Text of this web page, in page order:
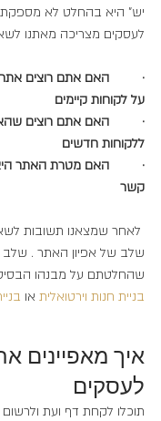
יש" היא בהחלט לא מספקת.
לעסקים מצריכה מאתנו
·         האם אתם רוצים
על לקוחות קיימים
·         האם אתם רוצים
ללקוחות חדשים
·         האם מטרת האתר
קשר
לאחר שמצאנו תשובות
שלב של אפיון האתר .
שהחלטתם על מבנהו
בניית חנות וירטואלית או
איך מאפיינים
לעסקים
תוכלו לקחת דף ועת